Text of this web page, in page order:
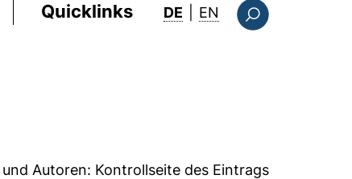
Quicklinks DE EN : this page in
Autoren: Kontrollseite des Eintrags